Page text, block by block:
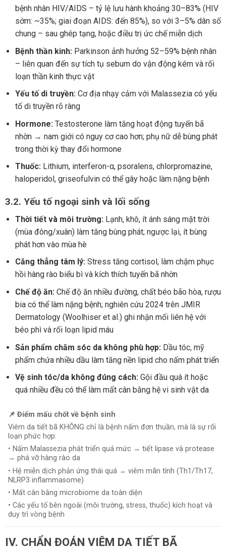
bệnh nhân HIV/AIDS – tỷ lệ lưu hành khoảng 30–83% (HIV
sớm: ~35%; giai đoạn AIDS: đến 85%), so với 3–5% dân số
chung – sau ghép tạng, hoặc điều trị ức chế miễn dịch
Bệnh thần kinh: Parkinson ảnh hưởng 52–59% bệnh nhân
– liên quan đến sự tích tụ sebum do vận động kém và rối
loạn thần kinh thực vật
Yếu tố di truyền:Cơ địa nhạy cảm với Malassezia có yếu
tố di truyền rõ ràng
Hormone:Testosterone làm tăng hoạt động tuyến bã
nhờn → nam giới có nguy cơ cao hơn; phụ nữ dễ bùng phát
trong thời kỳ thay đổi hormone
Thuốc:Lithium, interferon-α, psoralens, chlorpromazine,
haloperidol, griseofulvin có thể gây hoặc làm nặng bệnh
3.2. Yếu tố ngoại sinh và lối sống
Thời tiết và môi trường: Lạnh, khô, ít ánh sáng mặt trời
(mùa đông/xuân) làm tăng bùng phát; ngược lại, ít bùng
phát hơn vào mùa hè
Căng thẳng tâm lý:Stress tăng cortisol, làm chậm phục
hồi hàng rào biểu bì và kích thích tuyến bã nhờn
Chế độ ăn:Chế độ ăn nhiều đường, chất béo bão hòa, rượu
bia có thể làm nặng bệnh; nghiên cứu 2024 trên JMIR
Dermatology (Woolhiser et al.) ghi nhận mối liên hệ với
béo phì và rối loạn lipid máu
Sản phẩm chăm sóc da không phù hợp: Dầu tóc, mỹ
phẩm chứa nhiều dầu làm tăng nền lipid cho nấm phát triển
Vệ sinh tóc/da không đúng cách:Gội đầu quá ít hoặc
quá nhiều đều có thể làm mất cân bằng hệ vi sinh vật da
📌 Điểm mấu chốt về bệnh sinh
Viêm da tiết bã KHÔNG chỉ là bệnh nấm đơn thuần, mà là sự rối
loạn phức hợp:
• Nấm Malassezia phát triển quá mức → tiết lipase và protease
→ phá vỡ hàng rào da
• Hệ miễn dịch phản ứng thái quá → viêm mãn tính (Th1/Th17,
NLRP3 inflammasome)
• Mất cân bằng microbiome da toàn diện
• Các yếu tố bên ngoài (môi trường, stress, thuốc) kích hoạt và
duy trì vòng bệnh
IV. CHẨN ĐOÁN VIÊM DA TIẾT BÃ